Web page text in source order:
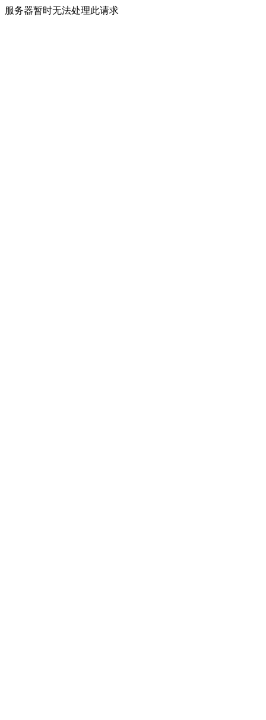
服务器暂时无法处理此请求